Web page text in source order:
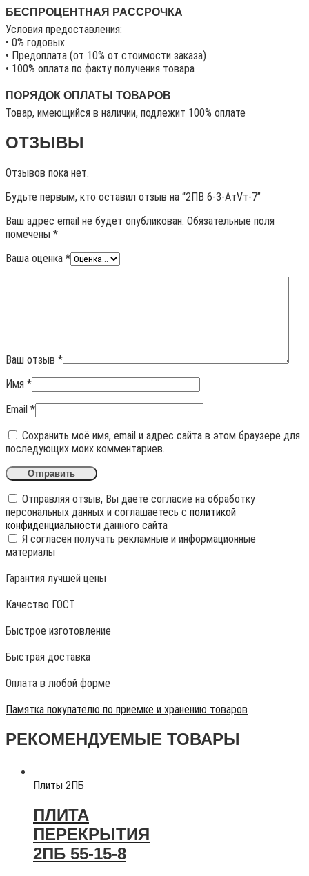
БЕСПРОЦЕНТНАЯ РАССРОЧКА
Условия предоставления:
• 0% годовых
• Предоплата (от 10% от стоимости заказа)
• 100% оплата по факту получения товара
ПОРЯДОК ОПЛАТЫ ТОВАРОВ
Товар, имеющийся в наличии, подлежит 100% оплате
ОТЗЫВЫ
Отзывов пока нет.
Будьте первым, кто оставил отзыв на “2ПВ 6-3-АтVт-7”
Ваш адрес email не будет опубликован. Обязательные поля
помечены *
Ваша оценка *
Ваш отзыв *
Имя *
Email *
Сохранить моё имя, email и адрес сайта в этом браузере для
последующих моих комментариев.
Отправляя отзыв, Вы даете согласие на обработку
персональных данных и соглашаетесь с политикой
конфиденциальности данного сайта
Я согласен получать рекламные и информационные
материалы
Гарантия лучшей цены
Качество ГОСТ
Быстрое изготовление
Быстрая доставка
Оплата в любой форме
Памятка покупателю по приемке и хранению товаров
РЕКОМЕНДУЕМЫЕ ТОВАРЫ
Плиты 2ПБ
ПЛИТА
ПЕРЕКРЫТИЯ
2ПБ 55-15-8